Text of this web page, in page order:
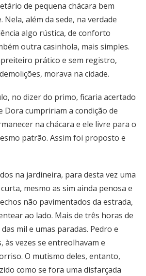
de pequena chácara bem
Nela, além da sede, na verdade
algo rústica, de conforto
outra casinhola, mais simples.
prático e sem registro,
morava na cidade.
no dizer do primo, ficaria acertado
Dora cumpririam a condição de
na chácara e ele livre para o
patrão. Assim foi proposto e
na jardineira, para desta vez uma
mesmo as sim ainda penosa e
não pavimentados da estrada,
ao lado. Mais de três horas de
mil e umas paradas. Pedro e
às vezes se entreolhavam e
O mutismo deles, entanto,
como se fora uma disfarçada